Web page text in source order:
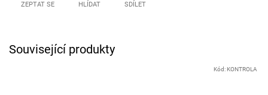
ZEPTAT SE HLÍDAT SDÍLET
Související produkty
Kód:KONTROLA